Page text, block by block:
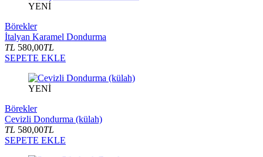
YENİ
Börekler
İtalyan Karamel Dondurma
TL 580,00TL
SEPETE EKLE
YENİ
Börekler
Cevizli Dondurma (külah)
TL 580,00TL
SEPETE EKLE